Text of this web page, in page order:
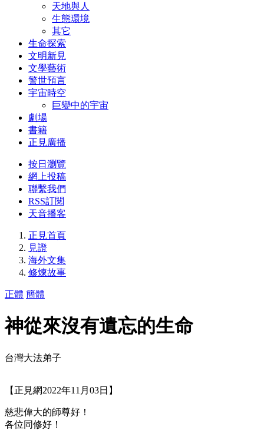
天地與人
生態環境
其它
生命探索
文明新見
文學藝術
警世預言
宇宙時空
巨變中的宇宙
劇場
書籍
正見廣播
按日瀏覽
網上投稿
聯繫我們
RSS訂閱
天音播客
正見首頁
見證
海外文集
修煉故事
正體 簡體
神從來沒有遺忘的生命
台灣大法弟子
【正見網2022年11月03日】
慈悲偉大的師尊好！
各位同修好！